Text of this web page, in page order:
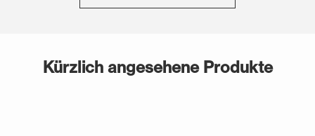
Kürzlich angesehene Produkte